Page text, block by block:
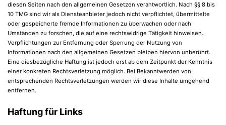
diesen Seiten nach den allgemeinen Gesetzen verantwortlich. Nach §§ 8 bis
10 TMG sind wir als Diensteanbieter jedoch nicht verpflichtet, übermittelte
oder gespeicherte fremde Informationen zu überwachen oder nach
Umständen zu forschen, die auf eine rechtswidrige Tätigkeit hinweisen.
Verpflichtungen zur Entfernung oder Sperrung der Nutzung von
Informationen nach den allgemeinen Gesetzen bleiben hiervon unberührt.
Eine diesbezügliche Haftung ist jedoch erst ab dem Zeitpunkt der Kenntnis
einer konkreten Rechtsverletzung möglich. Bei Bekanntwerden von
entsprechenden Rechtsverletzungen werden wir diese Inhalte umgehend
entfernen.
Haftung für Links